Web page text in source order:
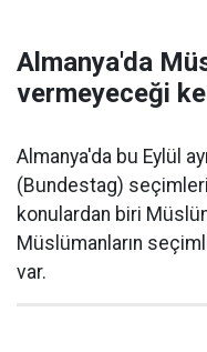
Almanya'da
vermeyeceği
Almanya'da bu Eylül
(Bundestag)
konulardan biri
Müslümanların
var.